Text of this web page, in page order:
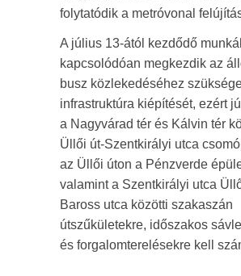
folytatódik a metróvonal
A július 13-ától kezdődő
kapcsolódóan megkezdik az
busz közlekedéséhez
infrastruktúra kiépítését, ezért
a Nagyvárad tér és Kálvin tér
Üllői út-Szentkirályi utca
az Üllői úton a Pénzverde
valamint a Szentkirályi utca
Baross utca közötti szakaszán
útszűkületekre, időszakos
és forgalomterelésekre kell